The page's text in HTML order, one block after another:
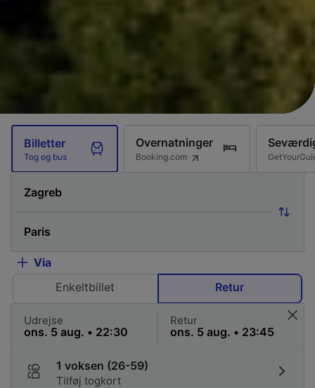
Billetter
Tog og bus
Overnatninger
Booking.com
Via
Enkeltbillet
Retur
Udrejse Retur
1 voksen (26-59)
Tilføj togkort